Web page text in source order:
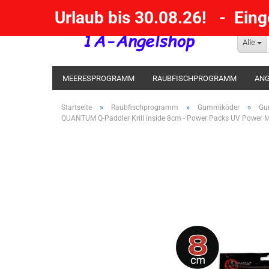
Alle
Urlaub bis 30.08.26! -
MEERESPROGRAMM RAUBFISCHPROGRAMM
KESCHER / SENKE / GAFF POSEN SBIRULINOS
Startseite » Raubfischprogramm » Gummiköder »
QUANTUM Q-Paddler Krill inside 8cm - Power Packs UV Power